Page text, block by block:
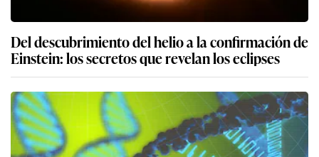
Del descubrimiento del helio a la confirmación de
Einstein: los secretos que revelan los eclipses